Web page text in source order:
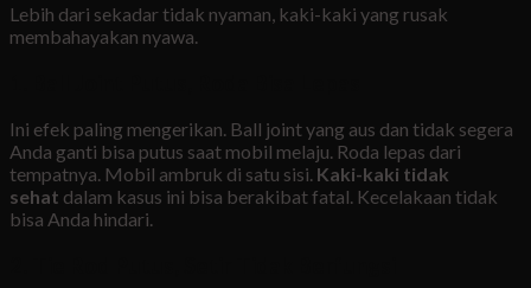
Lebih dari sekadar tidak nyaman, kaki-kaki yang rusak
membahayakan nyawa.
Ini efek paling mengerikan. Ball joint yang aus dan tidak segera
Anda ganti bisa putus saat mobil melaju. Roda lepas dari
tempatnya. Mobil ambruk di satu sisi. Kaki-kaki tidak
sehat dalam kasus ini bisa berakibat fatal. Kecelakaan tidak
bisa Anda hindari.